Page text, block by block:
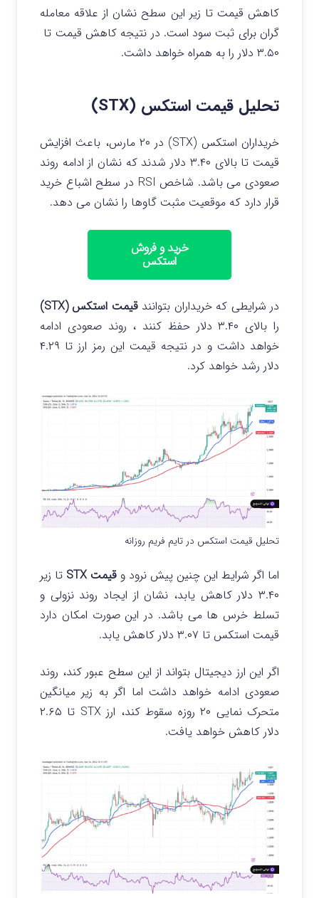
کاهش قیمت تا زیر این سطح نشان از علاقه معامله
گران برای ثبت سود است. در نتیجه کاهش قیمت تا
۳.۵۰ دلار را به همراه خواهد داشت.
تحلیل قیمت استکس (STX)
خریداران استکس (STX) در ۲۰ مارس، باعث افزایش
قیمت تا بالای ۳.۴۰ دلار شدند که نشان از ادامه روند
صعودی می باشد.
شاخص RSI در سطح اشباع خرید
قرار دارد که موقعیت مثبت گاوها را نشان می دهد.
خرید و فروش
استکس
در شرایطی که خریداران بتوانندقیمت استکس (STX)
را بالای ۳.۴۰ دلار حفظ کنند ، روند صعودی ادامه
خواهد داشت و در نتیجه قیمت این رمز ارز تا ۴.۲۹
دلار رشد خواهد کرد.
تحلیل قیمت استکس در تایم فریم روزانه
اما اگر شرایط این چنین پیش نرود و قیمت STX
تا زیر
۳.۴۰ دلار کاهش یابد، نشان از ایجاد روند نزولی و
تسلط خرس ها می باشد. در این صورت امکان دارد
قیمت استکس تا ۳.۰۷ دلار کاهش یابد.
اگر این ارز دیجیتال بتواند از این سطح عبور کند، روند
صعودی ادامه خواهد داشت اما اگر به زیر میانگین
متحرک نمایی ۲۰ روزه سقوط کند، ارز STX تا ۲.۶۵
دلار کاهش خواهد یافت.